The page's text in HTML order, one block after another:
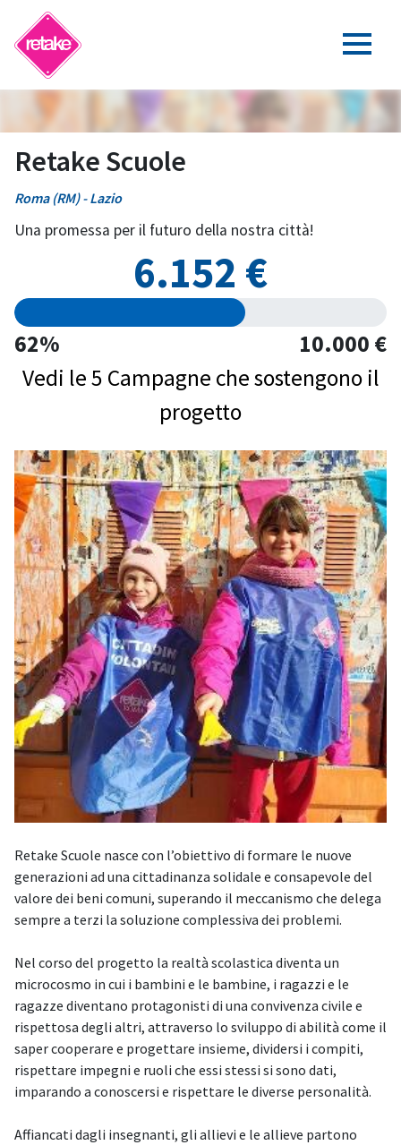
Retake Scuole
Roma (RM) - Lazio
Una promessa per il futuro della nostra città!
6.152 €
62%
10.000 €
Vedi le 5 Campagne che sostengono il
progetto
Retake Scuole nasce con l’obiettivo di formare le nuove
generazioni ad una cittadinanza solidale e consapevole del
valore dei beni comuni, superando il meccanismo che delega
sempre a terzi la soluzione complessiva dei problemi.
Nel corso del progetto la realtà scolastica diventa un
microcosmo in cui i bambini e le bambine, i ragazzi e le
ragazze diventano protagonisti di una convivenza civile e
rispettosa degli altri, attraverso lo sviluppo di abilità come il
saper cooperare e progettare insieme, dividersi i compiti,
rispettare impegni e ruoli che essi stessi si sono dati,
imparando a conoscersi e rispettare le diverse personalità.
Affiancati dagli insegnanti, gli allievi e le allieve partono